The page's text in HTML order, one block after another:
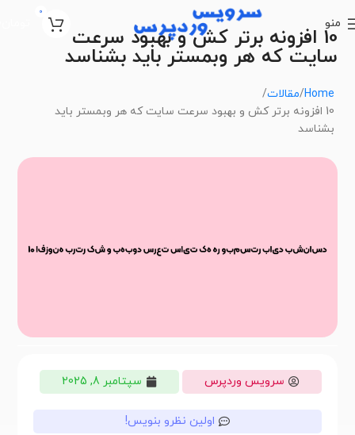
منو
0
10 افزونه برتر کش و بهبود سرعت
سایت که هر وبمستر باید بشناسد
Home مقالات
10 افزونه برتر کش و بهبود سرعت سایت که هر وبمستر باید
بشناسد
سرویس وردپرس سپتامبر 8, 2025
اولین نظرو بنویس!